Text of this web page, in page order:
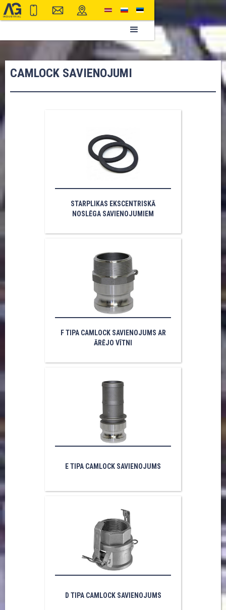
CAMLOCK SAVIENOJUMI
STARPLIKAS EKSCENTRISKĀ
NOSLĒGA SAVIENOJUMIEM
F TIPA CAMLOCK SAVIENOJUMS AR
ĀRĒJO VĪTNI
E TIPA CAMLOCK SAVIENOJUMS
D TIPA CAMLOCK SAVIENOJUMS